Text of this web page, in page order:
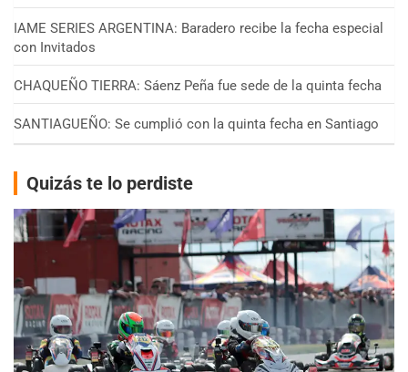
IAME SERIES ARGENTINA: Baradero recibe la fecha especial
con Invitados
CHAQUEÑO TIERRA: Sáenz Peña fue sede de la quinta fecha
SANTIAGUEÑO: Se cumplió con la quinta fecha en Santiago
Quizás te lo perdiste